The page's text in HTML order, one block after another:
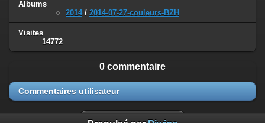
Albums
2014/ 2014-07-27-couleurs-BZH
Visites
14772
0 commentaire
Commentaires utilisateur